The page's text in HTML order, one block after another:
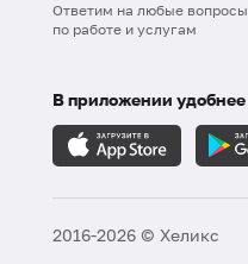
Ответим на любые вопросы
по работе и услугам
В приложении удобнее
2016-2026 © Хеликс